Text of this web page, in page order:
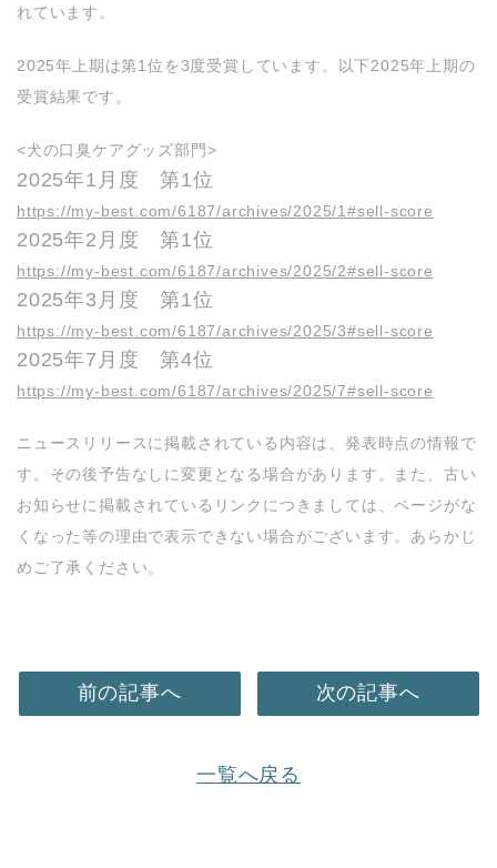
れています。
2025年上期は第1位を3度受賞しています。以下2025年上期の
受賞結果です。
<犬の口臭ケアグッズ部門>
2025年1月度 第1位
https://my-best.com/6187/archives/2025/1#sell-score
2025年2月度 第1位
https://my-best.com/6187/archives/2025/2#sell-score
2025年3月度 第1位
https://my-best.com/6187/archives/2025/3#sell-score
2025年7月度 第4位
https://my-best.com/6187/archives/2025/7#sell-score
ニュースリリースに掲載されている内容は、発表時点の情報で
す。その後予告なしに変更となる場合があります。また、古い
お知らせに掲載されているリンクにつきましては、ページがな
くなった等の理由で表示できない場合がございます。あらかじ
めご了承ください。
前の記事へ
一覧へ戻る
次の記事へ